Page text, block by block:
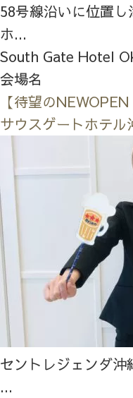
58号線沿いに位置
ホ...
South Gate Hotel
会場名
【待望のNEWOPEN
サウスゲートホテル
セントレジェンダ
...